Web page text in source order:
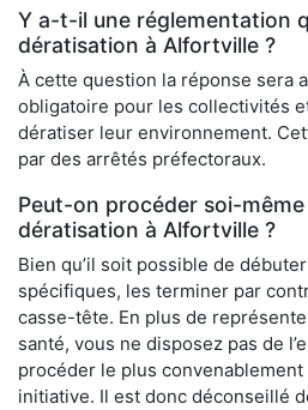
Y a-t-il une réglementation
dératisation à Alfortville ?
À cette question la réponse sera
obligatoire pour les collectivités
dératiser leur environnement.
par des arrêtés préfectoraux.
Peut-on procéder soi-
dératisation à Alfortville ?
Bien qu’il soit possible de
spécifiques, les terminer par
casse-tête. En plus de
santé, vous ne disposez pas de
procéder le plus
initiative. Il est donc déconseillé